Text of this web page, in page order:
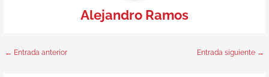
Alejandro Ramos
← Entrada anterior Entrada siguiente →